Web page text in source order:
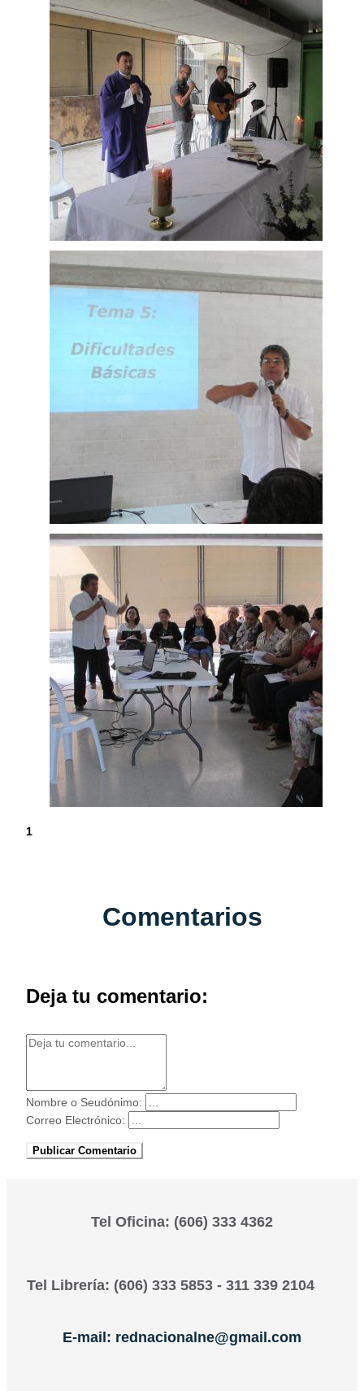
1
Comentarios
Deja tu comentario:
Nombre o Seudónimo:
Correo Electrónico:
Publicar Comentario
Tel Oficina: (606) 333 4362
Tel Librería: (606) 333 5853 - 311 339 2104
E-mail: rednacionalne@gmail.com